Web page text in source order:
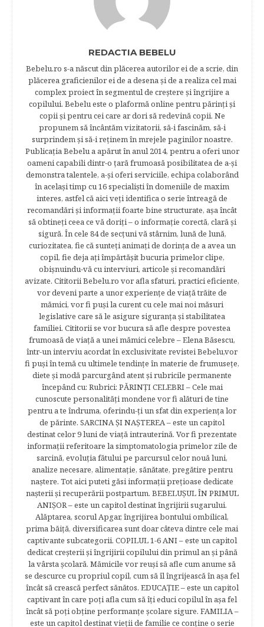
REDACTIA BEBELU
Bebelu.ro s-a născut din plăcerea autorilor ei de a scrie, din
plăcerea graficienilor ei de a desena şi de a realiza cel mai
complex proiect în segmentul de creştere şi îngrijire a
copilului. Bebelu este o plaformă online pentru părinţi şi
copii şi pentru cei care ar dori să redevină copii. Ne
propunem să încântăm vizitatorii, să-i fascinăm, să-i
surprindem şi să-i reţinem în mrejele paginilor noastre.​
Publicația Bebelu a apărut în anul 2014, pentru a oferi unor
oameni capabili dintr-o ţară frumoasă posibilitatea de a-şi
demonstra talentele, a-şi oferi serviciile, echipa colaborând
în acelaşi timp cu 16 specialişti în domeniile de maxim
interes, astfel că aici veţi identifica o serie întreagă de
recomandări şi informaţii foarte bine structurate, aşa încât
să obtineţi ceea ce vă doriţi – o informaţie corectă, clară şi
sigură. În cele 84 de secțuni vă stârnim, lună de lună,
curiozitatea, fie că sunteţi animaţi de dorinţa de a avea un
copil, fie deja aţi împărtăşit bucuria primelor clipe,
obişnuindu-vă cu interviuri, articole şi recomandări
avizate. Cititorii Bebelu.ro vor afla sfaturi, practici eficiente,
vor deveni parte a unor experienţe de viaţă trăite de
mămici, vor fi puşi la curent cu cele mai noi măsuri
legislative care să le asigure siguranţa şi stabilitatea
familiei. Cititorii se vor bucura să afle despre povestea
frumoasă de viață a unei mămici celebre – Elena Băsescu,
într-un interviu acordat în exclusivitate revistei Bebelu,vor
fi puşi în temă cu ultimele tendinţe în materie de frumuseţe,
diete şi modă parcurgând atent şi rubricile permanente
începând cu: Rubrici: PĂRINŢI CELEBRI – Cele mai
cunoscute personalităţi mondene vor fi alături de tine
pentru a te îndruma, oferindu-ţi un sfat din experienţa lor
de părinte. SARCINA ŞI NAŞTEREA – este un capitol
destinat celor 9 luni de viaţă intrauterină. Vor fi prezentate
informaţii referitoare la simptomatologia primelor zile de
sarcină, evoluţia fătului pe parcursul celor nouă luni,
analize necesare, alimentaţie, sănătate, pregătire pentru
naştere. Tot aici puteti găsi informaţii preţioase dedicate
naşterii şi recuperării postpartum. BEBELUŞUL ÎN PRIMUL
ANIŞOR – este un capitol destinat îngrijirii sugarului.
Alăptarea, scorul Apgar, îngrijirea bontului ombilical,
prima băiţă, diversificarea sunt doar câteva dintre cele mai
captivante subcategorii. COPILUL 1-6 ANI – este un capitol
dedicat creşterii şi îngrijirii copilului din primul an şi până
la vârsta şcolară. Mămicile vor reuşi să afle cum anume să
se descurce cu propriul copil, cum să îl îngrijească în aşa fel
încât să crească perfect sănătos. EDUCAŢIE – este un capitol
captivant în care poţi afla cum să îţi educi copilul în aşa fel
încât să poţi obţine performanţe şcolare sigure. FAMILIA –
este un capitol destinat vieţii de familie ce conţine o serie